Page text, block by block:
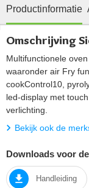
Productinformatie
Omschrijving
Multifunctionele
waaronder air Fry
cookControl10,
led-display met
verlichting.
Bekijk ook de
Downloads voor
Handleiding